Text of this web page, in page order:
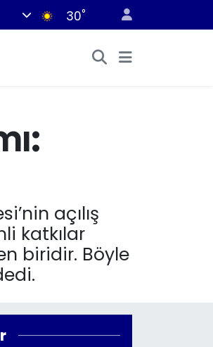
30°
açılış
katkılar
biridir. Böyle